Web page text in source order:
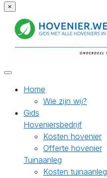
×
Home
Wie zijn wij?
Gids
Hoveniersbedrijf
Kosten hovenier
Offerte hovenier
Tuinaanleg
Kosten tuinaanleg